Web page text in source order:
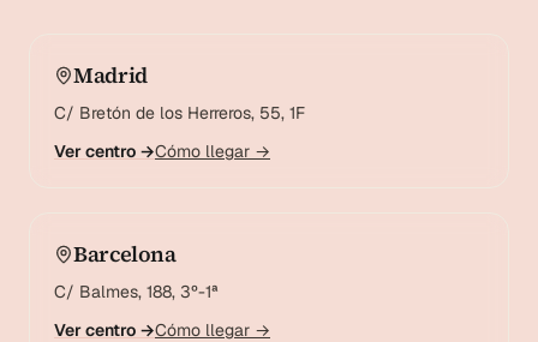
Madrid
C/ Bretón de los Herreros, 55, 1F
Ver centro →Cómo llegar →
Barcelona
C/ Balmes, 188, 3º-1ª
Ver centro →Cómo llegar →